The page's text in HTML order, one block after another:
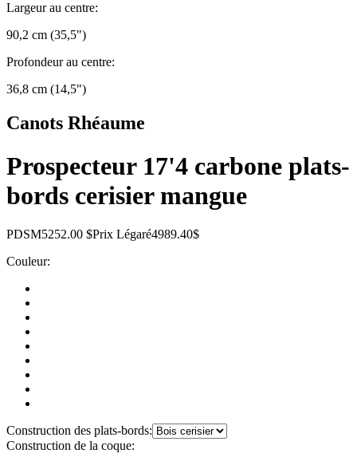
Largeur au centre:
90,2 cm (35,5")
Profondeur au centre:
36,8 cm (14,5")
Canots Rhéaume
Prospecteur 17'4 carbone plats-
bords cerisier mangue
PDSM5252.00 $Prix Légaré4989.40$
Couleur:
Construction des plats-bords:
Construction de la coque: